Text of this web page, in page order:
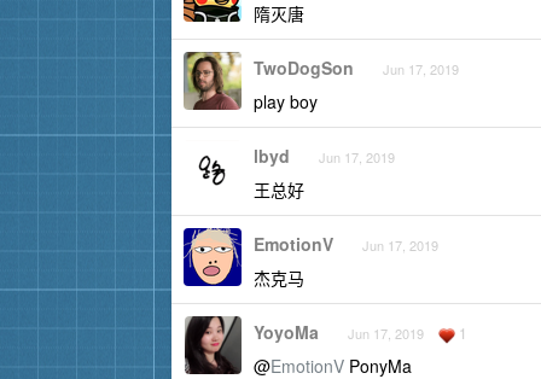
隋灭唐
TwoDogSon Jun 17, 2019
play boy
lbyd Jun 17, 2019
王总好
EmotionV Jun 17, 2019
杰克马
YoyoMa Jun 17, 2019 1
@EmotionV PonyMa